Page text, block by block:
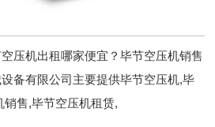
压机出租哪家便宜？毕节空压机销售
备有限公司主要提供毕节空压机,毕
售,毕节空压机租赁,